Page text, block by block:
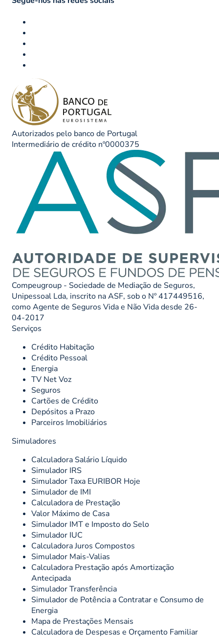
Autorizados pelo banco de Portugal
Intermediário de crédito nº0000375
Compeugroup - Sociedade de Mediação de Seguros,
Unipessoal Lda, inscrito na ASF, sob o Nº 417449516,
como Agente de Seguros Vida e Não Vida desde 26-
04-2017
Serviços
Crédito Habitação
Crédito Pessoal
Energia
TV Net Voz
Seguros
Cartões de Crédito
Depósitos a Prazo
Parceiros Imobiliários
Simuladores
Calculadora Salário Líquido
Simulador IRS
Simulador Taxa EURIBOR Hoje
Simulador de IMI
Calculadora de Prestação
Valor Máximo de Casa
Simulador IMT e Imposto do Selo
Simulador IUC
Calculadora Juros Compostos
Simulador Mais-Valias
Calculadora Prestação após Amortização
Antecipada
Simulador Transferência
Simulador de Potência a Contratar e Consumo de
Energia
Mapa de Prestações Mensais
Calculadora de Despesas e Orçamento Familiar